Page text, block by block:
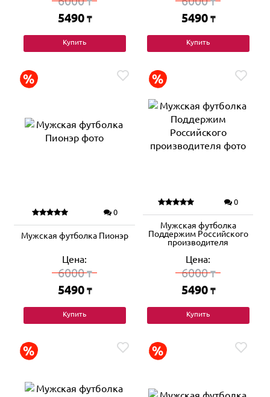
₸
5490 ₸
Купить
₸
5490 ₸
Купить
0
Мужская футболка Пионэр
Цена:
6000₸
5490 ₸
Купить
0
Мужская футболка
Поддержим Российского
производителя
Цена:
6000₸
5490 ₸
Купить